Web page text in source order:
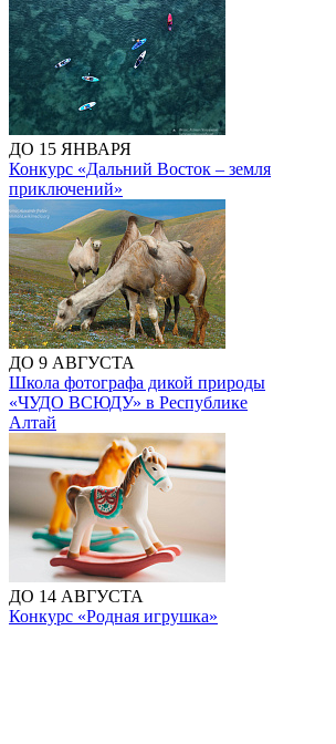
ДО 15 ЯНВАРЯ
Конкурс «Дальний Восток – земля
приключений»
ДО 9 АВГУСТА
Школа фотографа дикой природы
«ЧУДО ВСЮДУ» в Республике
Алтай
ДО 14 АВГУСТА
Конкурс «Родная игрушка»